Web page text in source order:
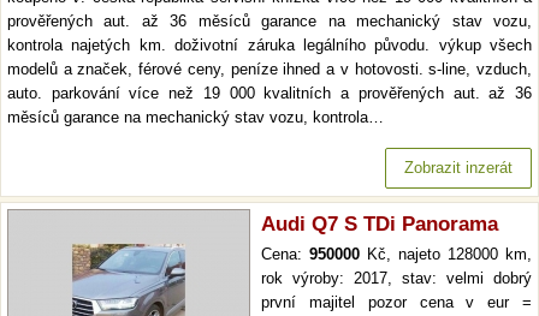
prověřených aut. až 36 měsíců garance na mechanický stav vozu,
kontrola najetých km. doživotní záruka legálního původu. výkup všech
modelů a značek, férové ceny, peníze ihned a v hotovosti. s-line, vzduch,
auto. parkování více než 19 000 kvalitních a prověřených aut. až 36
měsíců garance na mechanický stav vozu, kontrola…
Zobrazit inzerát
Audi Q7 S TDi Panorama
Cena: 950000 Kč, najeto 128000 km,
rok výroby: 2017, stav: velmi dobrý
první majitel pozor cena v eur =